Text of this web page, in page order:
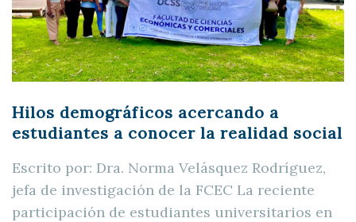
Hilos demográficos acercando a
estudiantes a conocer la realidad social
Escrito por: Dra. Norma Velásquez Rodríguez,
jefa de investigación de la FCEC La reciente
participación de estudiantes universitarios en